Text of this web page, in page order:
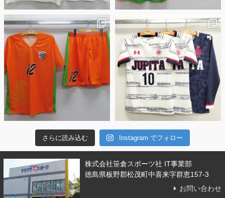
さらに読み込む Instagram でフォロー
株式会社笹倉スポーツ社 IT事業部
徳島県板野郡松茂町中喜来字群恵157-3
お問い合わせ